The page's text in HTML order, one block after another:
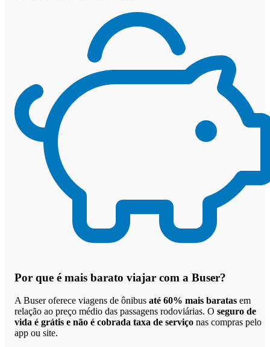
Por que é mais barato viajar com a Buser?
A Buser oferece viagens de ônibus até 60% mais baratas em
relação ao preço médio das passagens rodoviárias. O seguro de
vida é grátis e não é cobrada taxa de serviço nas compras pelo
app ou site.